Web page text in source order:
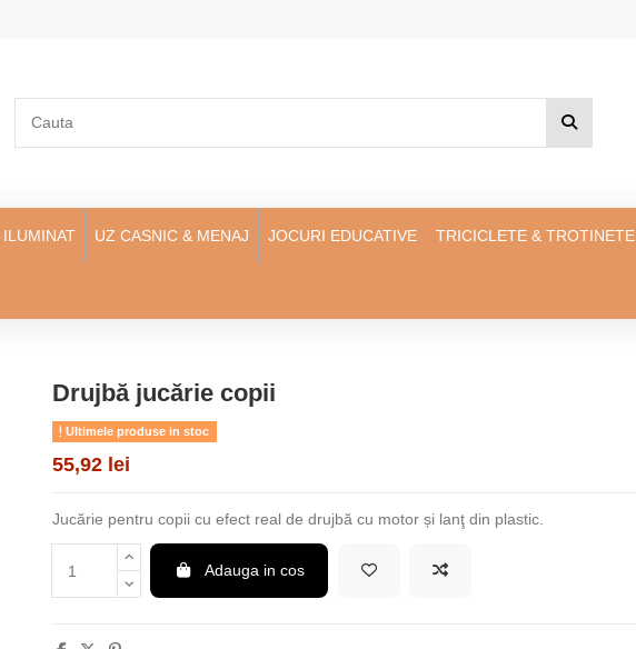
UZ CASNIC & MENAJ JOCURI EDUCATIVE TRICICLETE & TROTINETE
Drujbă jucărie copii
Ultimele produse in stoc
55,92 lei
Jucărie pentru copii cu efect real de drujbă cu motor și lanţ din plastic.
Adauga in cos